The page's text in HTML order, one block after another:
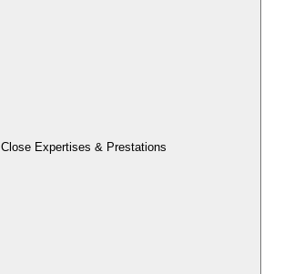
Close Expertises & Prestations